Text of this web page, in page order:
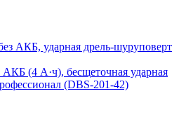
АКБ, ударная дрель-шуруповерт